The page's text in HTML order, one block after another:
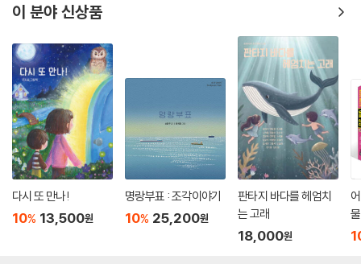
이 분야 신상품
다시 또 만나!
10% 13,500원
명랑부표 : 조각이야기
10% 25,200원
판타지 바다를 헤엄치
는 고래
18,000원